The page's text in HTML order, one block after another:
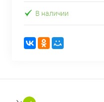
В наличии